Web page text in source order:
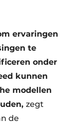
ervaringen
te
onder
kunnen
modellen
zegt
de